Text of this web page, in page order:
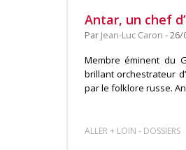
Antar, un chef
Par Jean-Luc Caron - 26/
Membre éminent du
brillant orchestrateur
par le folklore russe.
ALLER + LOIN - DOSSIERS